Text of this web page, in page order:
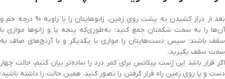
بعد از دراز کشیدن به پشت روی زمین، زانوهایتان را با زاویه 90 درجه خم و
آن‌ها را به سمت شکمتان جمع کنید؛ به‌طوری‌که پنجه پا و زانوها موازی با
سقف باشند؛ سپس دست‌هایتان را موازی با یکدیگر و با آرنج‌های صاف به
سمت سقف بگیرید.
اگر قرار باشد این ژست پیلاتس برای کمر درد را ساده‌تر بیان کنیم، حالت چهار
دست و پا روی زمین راه قرار گرفتن را تصور کنید. همین حالت را داشته باشید؛